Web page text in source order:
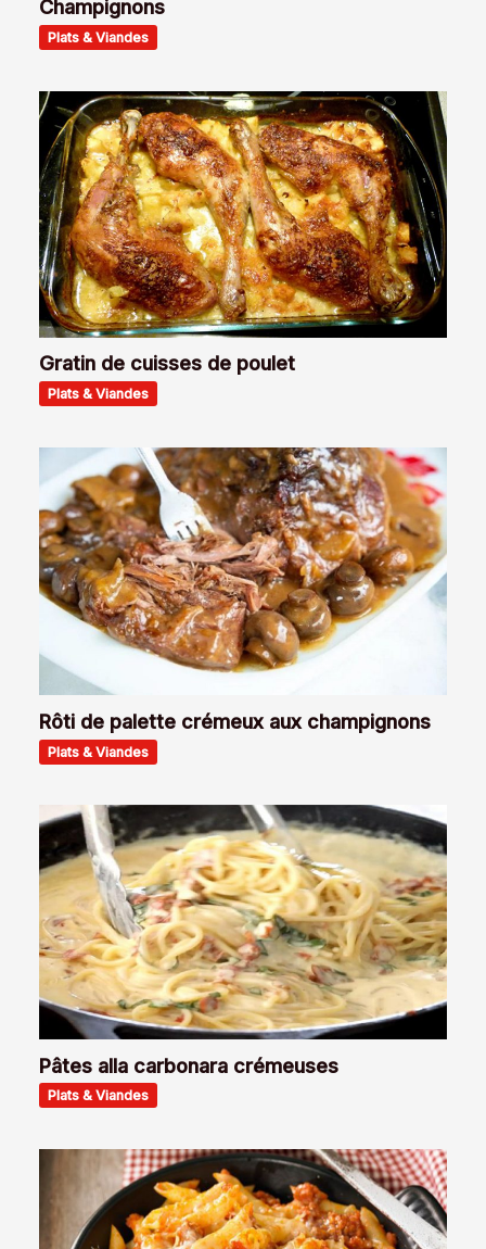
Champignons
Plats & Viandes
Gratin de cuisses de poulet
Plats & Viandes
Rôti de palette crémeux aux champignons
Plats & Viandes
Pâtes alla carbonara crémeuses
Plats & Viandes